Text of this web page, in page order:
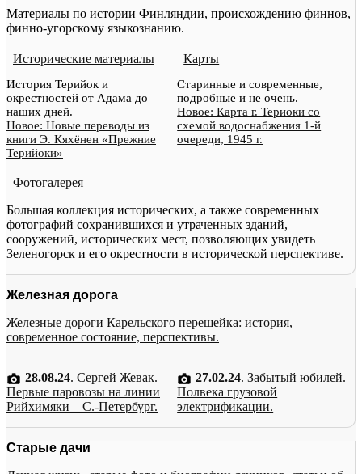
Материалы по истории Финляндии, происхождению финнов,
финно-угорскому языкознанию.
Исторические материалы
История Терийок и
окрестностей от Адама до
наших дней.
Новое: Новые переводы из
книги Э. Кяхёнен «Прежние
Терийоки»
Карты
Старинные и современные,
подробные и не очень.
Новое: Карта г. Териоки со
схемой водоснабжения 1-й
очереди, 1945 г.
Фотогалерея
Большая коллекция исторических, а также современных
фотографий сохранившихся и утраченных зданий,
сооружений, исторических мест, позволяющих увидеть
Зеленогорск и его окрестности в исторической перспективе.
Железная дорога
Железные дороги Карельского перешейка: история,
современное состояние, перспективы.
28.08.24. Сергей Жевак.
Первые паровозы на линии
Рийхимяки – С.-Петербург.
27.02.24. Забытый юбилей.
Полвека грузовой
электрификации.
Старые дачи